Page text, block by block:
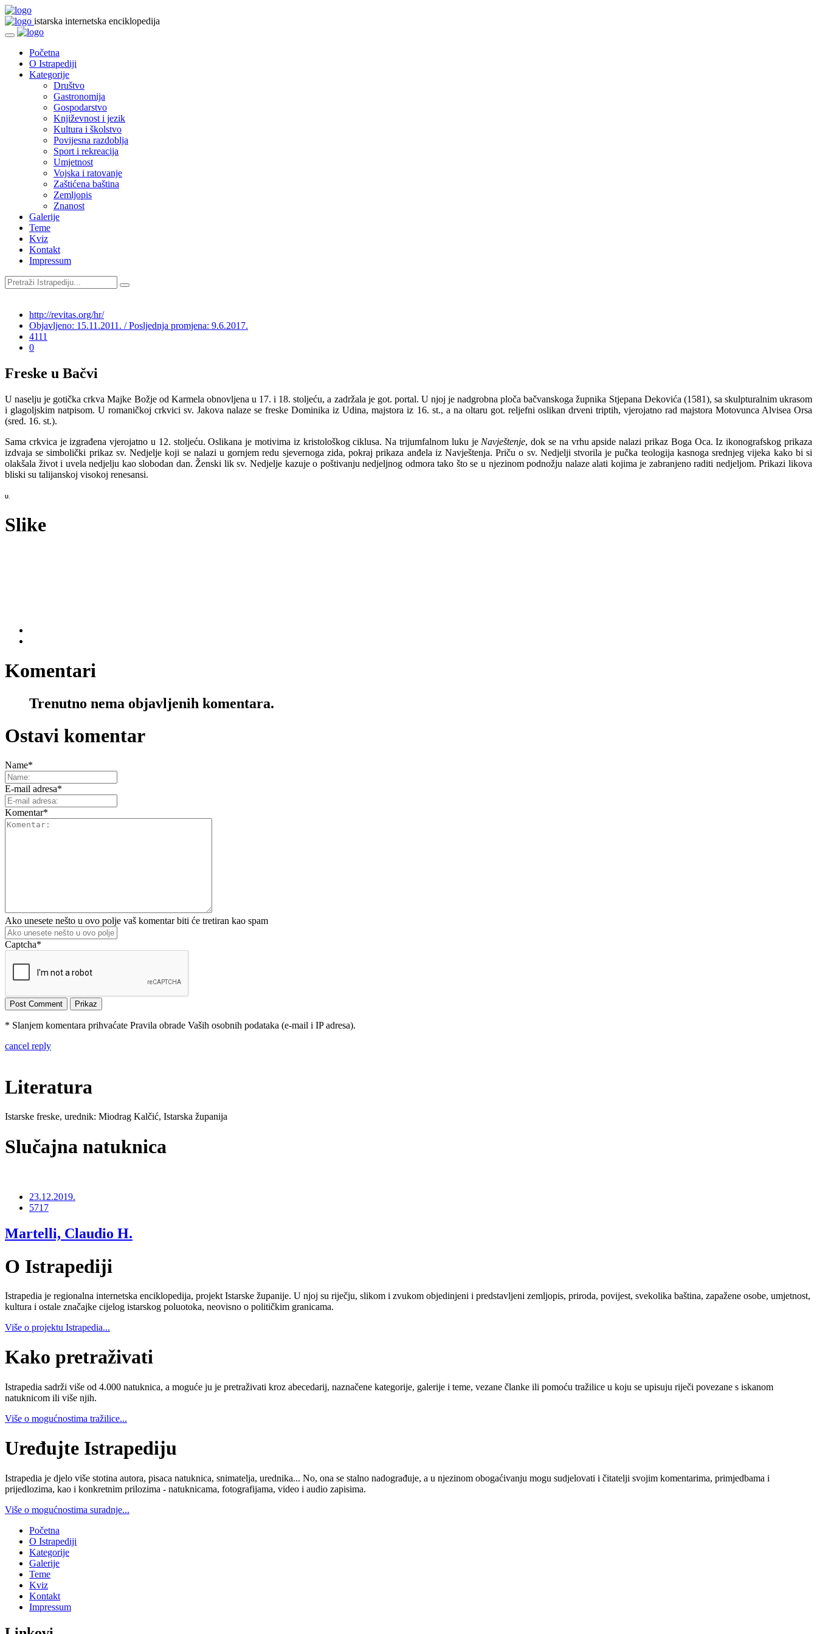
istarska internetska enciklopedija
Početna
O Istrapediji
Kategorije
Društvo
Gastronomija
Gospodarstvo
Književnost i jezik
Kultura i školstvo
Povijesna razdoblja
Sport i rekreacija
Umjetnost
Vojska i ratovanje
Zaštićena baština
Zemljopis
Znanost
Galerije
Teme
Kviz
Kontakt
Impressum
http://revitas.org/hr/
Objavljeno: 15.11.2011. / Posljednja promjena: 9.6.2017.
4111
0
Freske u Bačvi
U naselju je gotička crkva Majke Božje od Karmela obnovljena u 17. i 18. stoljeću, a zadržala je got. portal. U njoj je nadgrobna ploča bačvanskoga župnika Stjepana Dekovića (1581), sa skulpturalnim ukrasom
i glagoljskim natpisom. U romaničkoj crkvici sv. Jakova nalaze se freske Dominika iz Udina, majstora iz 16. st., a na oltaru got. reljefni oslikan drveni triptih, vjerojatno rad majstora Motovunca Alvisea Orsa
(sred. 16. st.).
Sama crkvica je izgrađena vjerojatno u 12. stoljeću. Oslikana je motivima iz kristološkog ciklusa. Na trijumfalnom luku je Navještenje, dok se na vrhu apside nalazi prikaz Boga Oca. Iz ikonografskog prikaza
izdvaja se simbolički prikaz sv. Nedjelje koji se nalazi u gornjem redu sjevernoga zida, pokraj prikaza anđela iz Navještenja. Priču o sv. Nedjelji stvorila je pučka teologija kasnoga srednjeg vijeka kako bi si
olakšala život i uvela nedjelju kao slobodan dan. Ženski lik sv. Nedjelje kazuje o poštivanju nedjeljnog odmora tako što se u njezinom podnožju nalaze alati kojima je zabranjeno raditi nedjeljom. Prikazi likova
bliski su talijanskoj visokoj renesansi.
U.
Slike
Komentari
Trenutno nema objavljenih komentara.
Ostavi komentar
Name*
E-mail adresa*
Komentar*
Ako unesete nešto u ovo polje vaš komentar biti će tretiran kao spam
Captcha*
* Slanjem komentara prihvaćate Pravila obrade Vaših osobnih podataka (e-mail i IP adresa).
cancel reply
Literatura
Istarske freske, urednik: Miodrag Kalčić, Istarska županija
Slučajna natuknica
23.12.2019.
5717
Martelli, Claudio H.
O Istrapediji
Istrapedia je regionalna internetska enciklopedija, projekt Istarske županije. U njoj su riječju, slikom i zvukom objedinjeni i predstavljeni zemljopis, priroda, povijest, svekolika baština, zapažene osobe, umjetnost,
kultura i ostale značajke cijelog istarskog poluotoka, neovisno o političkim granicama.
Više o projektu Istrapedia...
Kako pretraživati
Istrapedia sadrži više od 4.000 natuknica, a moguće ju je pretraživati kroz abecedarij, naznačene kategorije, galerije i teme, vezane članke ili pomoću tražilice u koju se upisuju riječi povezane s iskanom
natuknicom ili više njih.
Više o mogućnostima tražilice...
Uređujte Istrapediju
Istrapedia je djelo više stotina autora, pisaca natuknica, snimatelja, urednika... No, ona se stalno nadograđuje, a u njezinom obogaćivanju mogu sudjelovati i čitatelji svojim komentarima, primjedbama i
prijedlozima, kao i konkretnim prilozima - natuknicama, fotografijama, video i audio zapisima.
Više o mogućnostima suradnje...
Početna
O Istrapediji
Kategorije
Galerije
Teme
Kviz
Kontakt
Impressum